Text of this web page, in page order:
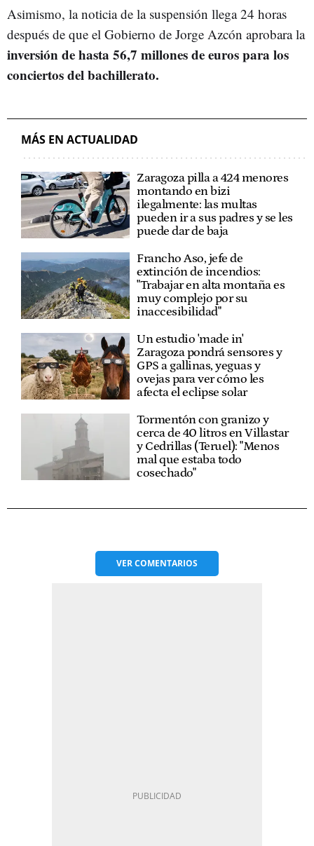
Asimismo, la noticia de la suspensión llega 24 horas
después de que el Gobierno de Jorge Azcón aprobara la
inversión de hasta 56,7 millones de euros para los
conciertos del bachillerato.
MÁS EN ACTUALIDAD
Zaragoza pilla a 424 menores
montando en bizi
ilegalmente: las multas
pueden ir a sus padres y se les
puede dar de baja
Francho Aso, jefe de
extinción de incendios:
"Trabajar en alta montaña es
muy complejo por su
inaccesibilidad"
Un estudio 'made in'
Zaragoza pondrá sensores y
GPS a gallinas, yeguas y
ovejas para ver cómo les
afecta el eclipse solar
Tormentón con granizo y
cerca de 40 litros en Villastar
y Cedrillas (Teruel): "Menos
mal que estaba todo
cosechado"
VERCOMENTARIOS